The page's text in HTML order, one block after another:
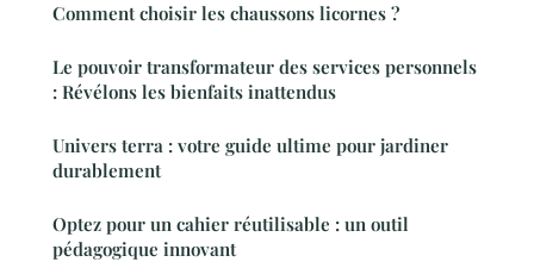
Comment choisir les chaussons licornes ?
Le pouvoir transformateur des services personnels
: Révélons les bienfaits inattendus
Univers terra : votre guide ultime pour jardiner
durablement
Optez pour un cahier réutilisable : un outil
pédagogique innovant